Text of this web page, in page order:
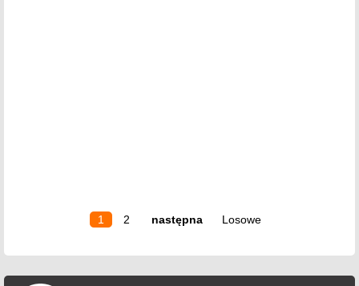
1 2 następna Losowe